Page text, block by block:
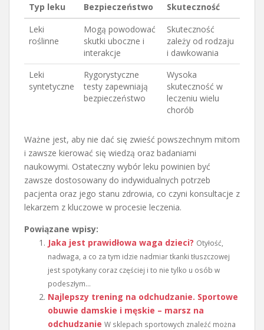
Typ leku Bezpieczeństwo
Skuteczność
Leki
roślinne
Mogą powodować
skutki uboczne i
interakcje
Skuteczność
zależy od rodzaju
i dawkowania
Leki
syntetyczne
Rygorystyczne
testy zapewniają
bezpieczeństwo
Wysoka
skuteczność w
leczeniu wielu
chorób
Ważne jest, aby nie dać się zwieść powszechnym mitom
i zawsze kierować się wiedzą oraz badaniami
naukowymi. Ostateczny wybór leku powinien być
zawsze dostosowany do indywidualnych potrzeb
pacjenta oraz jego stanu zdrowia, co czyni konsultacje z
lekarzem z kluczowe w procesie leczenia.
Powiązane wpisy:
Jaka jest prawidłowa waga dzieci? Otyłość,
nadwaga, a co za tym idzie nadmiar tkanki tłuszczowej
jest spotykany coraz częściej i to nie tylko u osób w
podeszłym...
Najlepszy trening na odchudzanie. Sportowe
obuwie damskie i męskie – marsz na
odchudzanie W sklepach sportowych znaleźć można